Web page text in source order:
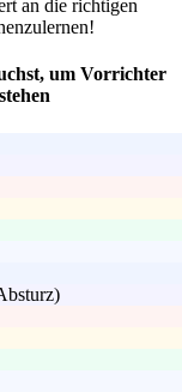
an die richtigen
um Vorrichter